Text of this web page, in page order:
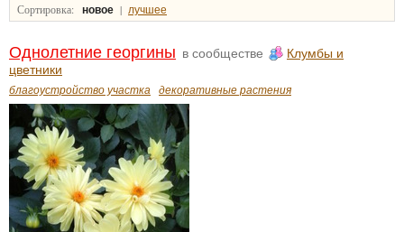
Сортировка: новое | лучшее
Однолетние георгины в сообществе
Клумбы и
цветники
благоустройство участка декоративные растения